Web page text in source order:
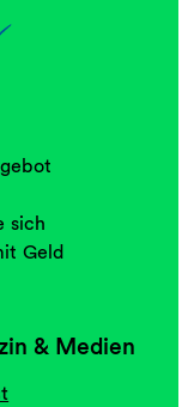
sich
Geld
& Medien